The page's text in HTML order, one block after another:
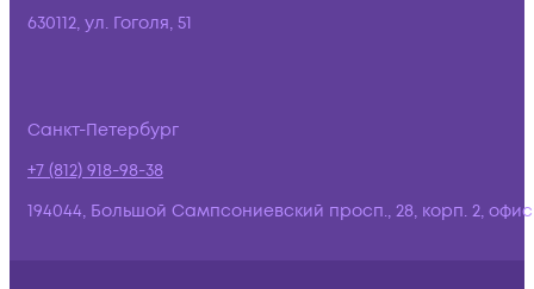
630112, ул. Гоголя, 51
Санкт-Петербург
+7 (812) 918-98-38
194044, Большой Сампсониевский просп., 28, корп. 2,